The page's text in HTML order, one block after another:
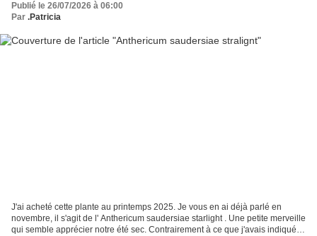
Publié le 26/07/2026 à 06:00
Par .Patricia
J'ai acheté cette plante au printemps 2025. Je vous en ai déjà parlé en
novembre, il s'agit de l' Anthericum saudersiae starlight . Une petite merveille
qui semble apprécier notre été sec. Contrairement à ce que j'avais indiqué